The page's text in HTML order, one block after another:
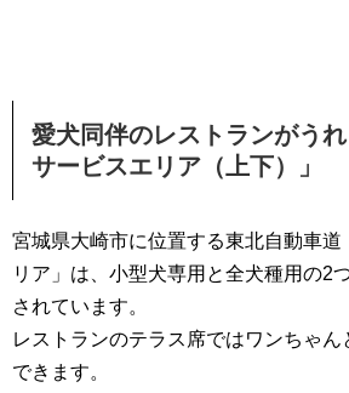
愛犬同伴のレストランがう
サービスエリア（上下）」
宮城県大崎市に位置する東北自動車道
リア」は、小型犬専用と全犬種用の2
されています。
レストランのテラス席ではワンちゃ
できます。